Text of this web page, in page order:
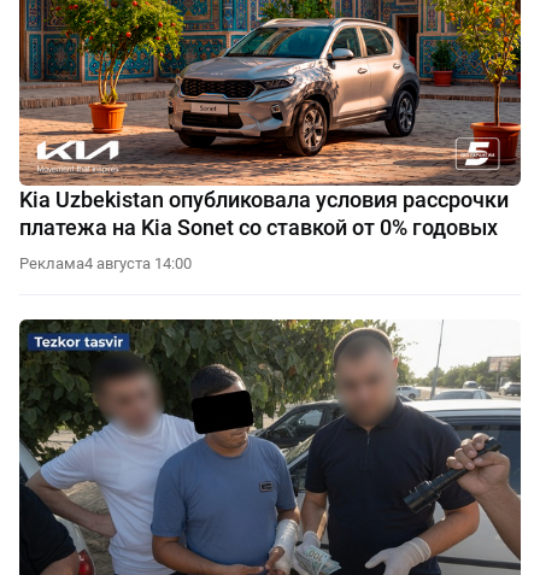
Kia Uzbekistan опубликовала условия рассрочки
платежа на Kia Sonet со ставкой от 0% годовых
Реклама4 августа 14:00